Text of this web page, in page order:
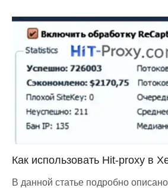
Как использовать Hit-proxy в
В данной статье подробно